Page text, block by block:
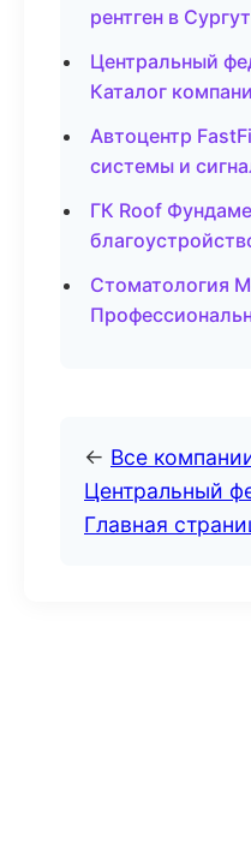
рентген в Сургут
Центральный
Каталог
Автоцентр
системы и
ГК Roof
Стоматология
← Все
Центральный
Главная